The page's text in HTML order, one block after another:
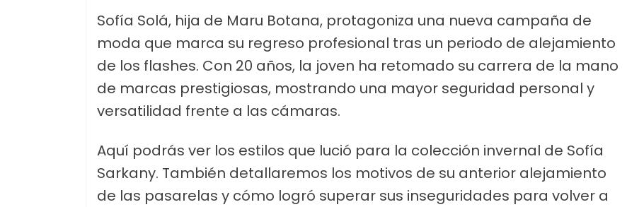
Sofía Solá, hija de Maru Botana, protagoniza una nueva campaña de
moda que marca su regreso profesional tras un periodo de alejamiento
de los flashes. Con 20 años, la joven ha retomado su carrera de la mano
de marcas prestigiosas, mostrando una mayor seguridad personal y
versatilidad frente a las cámaras.
Aquí podrás ver los estilos que lució para la colección invernal de Sofía
Sarkany. También detallaremos los motivos de su anterior alejamiento
de las pasarelas y cómo logró superar sus inseguridades para volver a